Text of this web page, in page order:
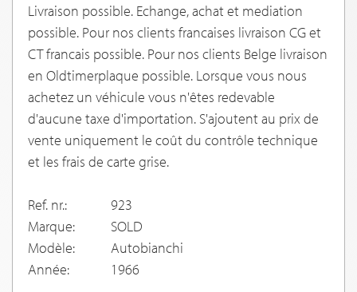
Livraison possible. Echange, achat et mediation
possible. Pour nos clients francaises livraison CG et
CT francais possible. Pour nos clients Belge livraison
en Oldtimerplaque possible. Lorsque vous nous
achetez un véhicule vous n'êtes redevable
d'aucune taxe d'importation. S'ajoutent au prix de
vente uniquement le coût du contrôle technique
et les frais de carte grise.
Ref. nr.:
923
Marque:
SOLD
Modèle:
Autobianchi
Année:
1966